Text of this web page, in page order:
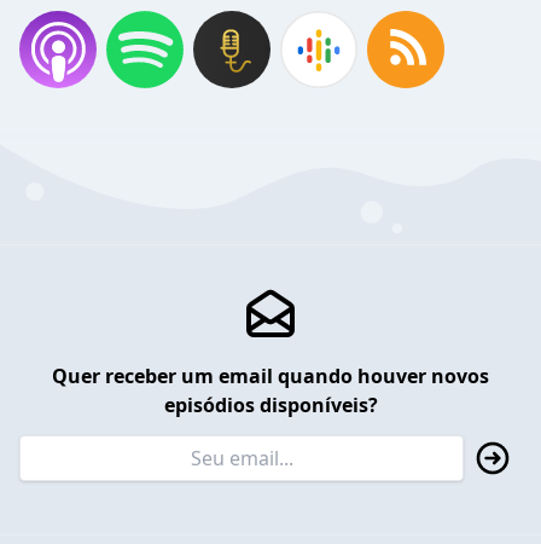
Quer receber um email quando houver novos
episódios disponíveis?